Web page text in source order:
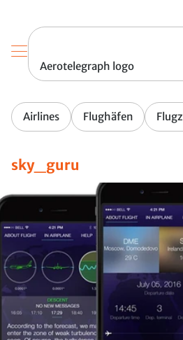
Aerotelegraph logo
Airlines Flughäfen
sky_guru